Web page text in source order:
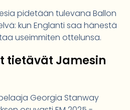
pidetään tulevana Ballon
kun Englanti saa hänestä
useimmiten ottelunsa.
tietävät Jamesin
Georgia Stanway